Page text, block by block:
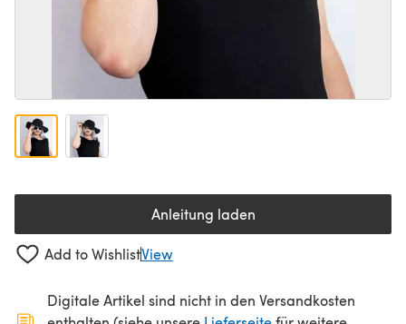
Anleitung laden(öffnet sich in einem neuen
Add to WishlistView
Digitale Artikel sind nicht in den Versandkosten